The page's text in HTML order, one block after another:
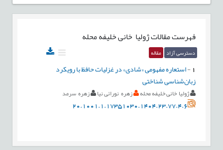
فهرست مقالاتژولیا خانی خلیفه محله
دسترسی آزاد مقاله
-استعاره مفهومی «شادی» در غزلیات حافظ با رویکرد
زبان‌شناسی شناختی
ژولیا خانی خلیفه محله زهره نورائی نیا زهره سرمد
20.1001.1.17351030.1404.23.77.4.6